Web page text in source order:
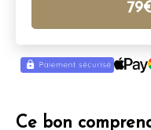
79
Ce bon